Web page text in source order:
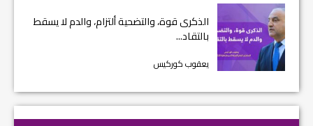
الذكرى قوة، والتضحية ألتزام، والدم لا يسقط
بالتقاد...
يعقوب كوركيس